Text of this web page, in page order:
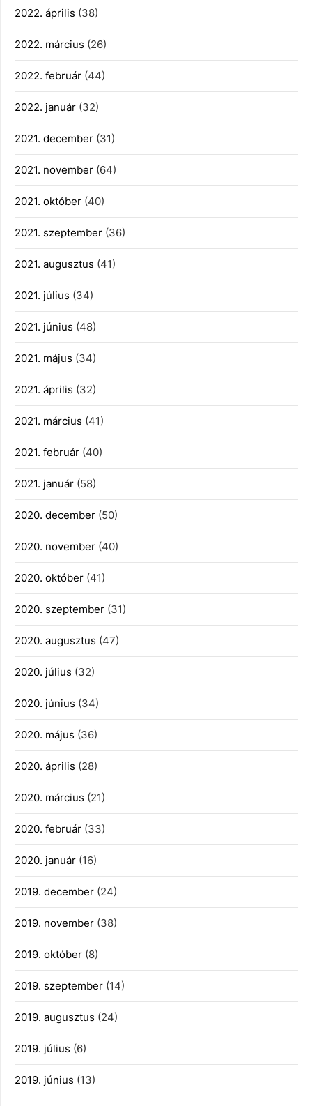
2022. április (38)
2022. március (26)
2022. február (44)
2022. január (32)
2021. december (31)
2021. november (64)
2021. október (40)
2021. szeptember (36)
2021. augusztus (41)
2021. július (34)
2021. június (48)
2021. május (34)
2021. április (32)
2021. március (41)
2021. február (40)
2021. január (58)
2020. december (50)
2020. november (40)
2020. október (41)
2020. szeptember (31)
2020. augusztus (47)
2020. július (32)
2020. június (34)
2020. május (36)
2020. április (28)
2020. március (21)
2020. február (33)
2020. január (16)
2019. december (24)
2019. november (38)
2019. október (8)
2019. szeptember (14)
2019. augusztus (24)
2019. július (6)
2019. június (13)